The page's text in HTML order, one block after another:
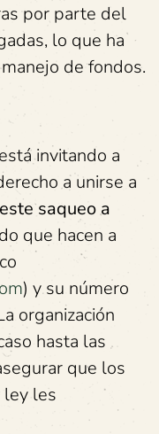
por parte del
lo que ha
de fondos.
invitando a
a unirse a
saqueo a
que hacen a
) y su número
organización
hasta las
que los
ley les